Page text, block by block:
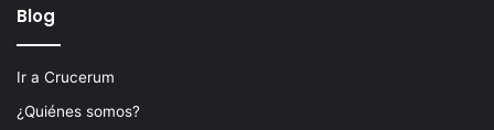
Blog
Ir a Crucerum
¿Quiénes somos?